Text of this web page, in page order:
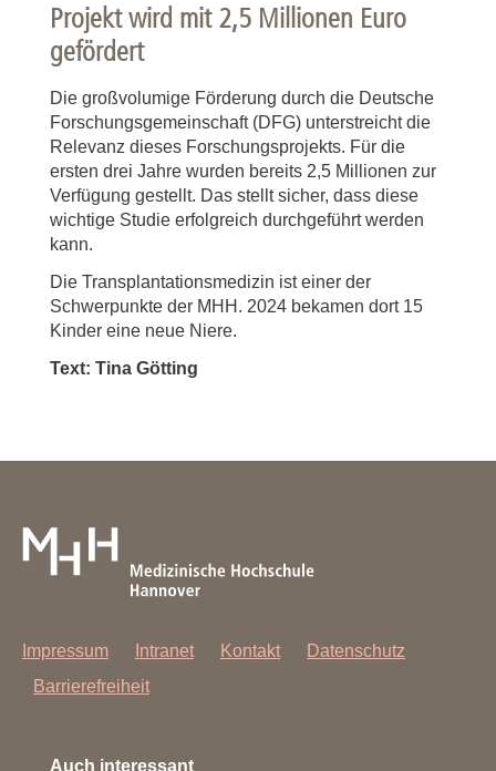
Projekt wird mit 2,5 Millionen Euro
gefördert
Die großvolumige Förderung durch die Deutsche
Forschungsgemeinschaft (DFG) unterstreicht die
Relevanz dieses Forschungsprojekts. Für die
ersten drei Jahre wurden bereits 2,5 Millionen zur
Verfügung gestellt. Das stellt sicher, dass diese
wichtige Studie erfolgreich durchgeführt werden
kann.
Die Transplantationsmedizin ist einer der
Schwerpunkte der MHH. 2024 bekamen dort 15
Kinder eine neue Niere.
Text: Tina Götting
Impressum Intranet Kontakt
Datenschutz
Barrierefreiheit
Auch interessant